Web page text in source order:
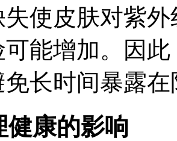
失使皮肤对紫
能增加。因
长时间暴露
健康的影响